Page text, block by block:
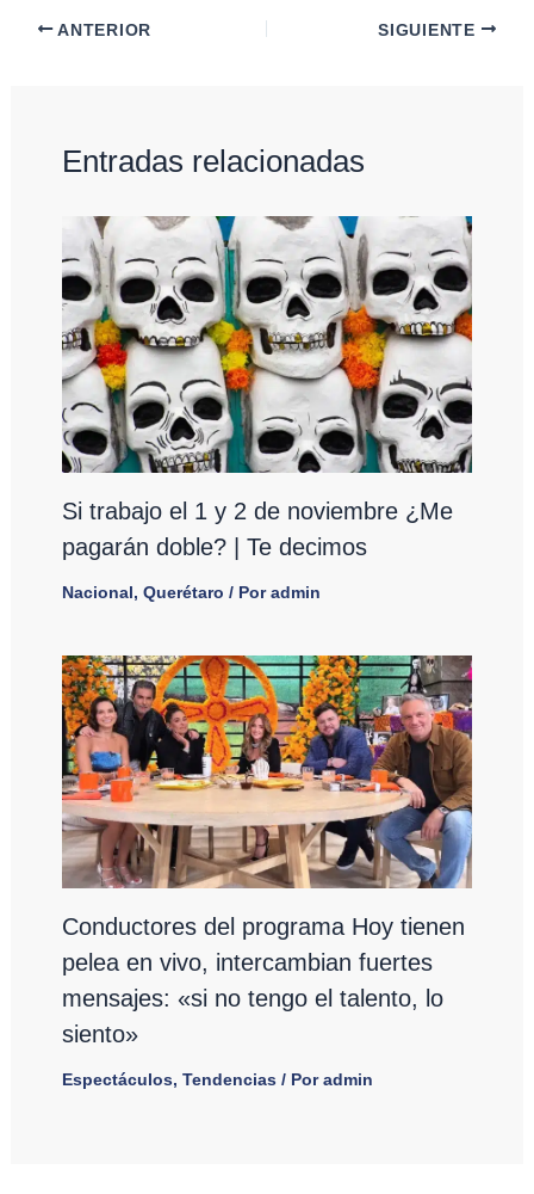
ANTERIOR SIGUIENTE
Entradas relacionadas
Si trabajo el 1 y 2 de noviembre ¿Me
pagarán doble? | Te decimos
Nacional, Querétaro / Poradmin
Conductores del programa Hoy tienen
pelea en vivo, intercambian fuertes
mensajes: «si no tengo el talento, lo
siento»
Espectáculos, Tendencias/ Poradmin